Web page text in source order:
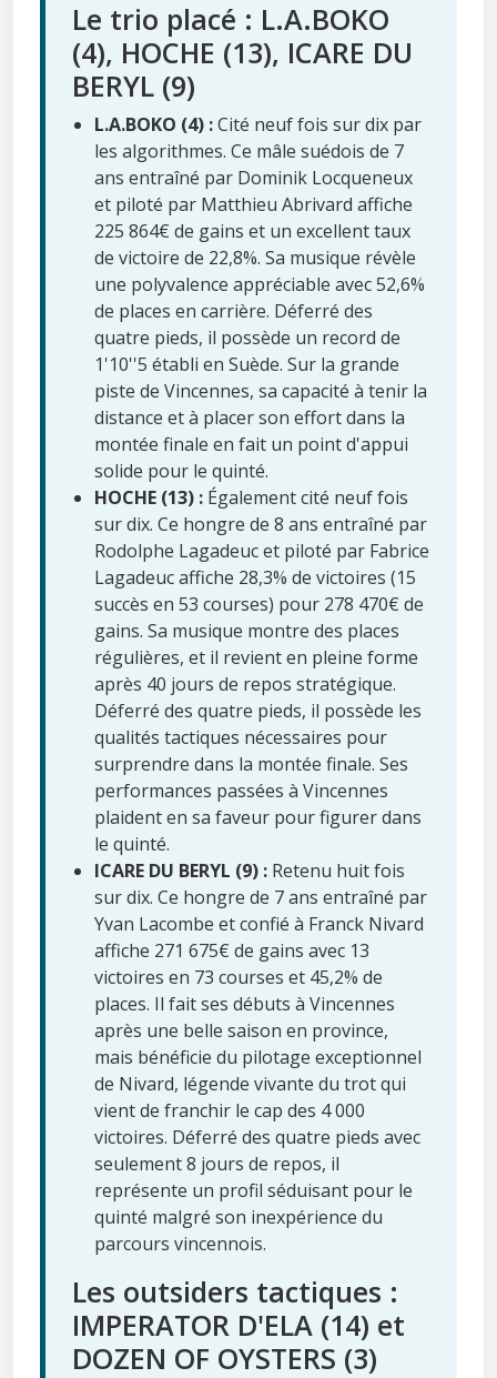
Le trio placé : L.A.BOKO
(4), HOCHE (13), ICARE DU
BERYL (9)
L.A.BOKO (4) :Cité neuf fois sur dix par
les algorithmes. Ce mâle suédois de 7
ans entraîné par Dominik Locqueneux
et piloté par Matthieu Abrivard affiche
225 864€ de gains et un excellent taux
de victoire de 22,8%. Sa musique révèle
une polyvalence appréciable avec 52,6%
de places en carrière. Déferré des
quatre pieds, il possède un record de
1'10''5 établi en Suède. Sur la grande
piste de Vincennes, sa capacité à tenir la
distance et à placer son effort dans la
montée finale en fait un point d'appui
solide pour le quinté.
HOCHE (13) : Également cité neuf fois
sur dix. Ce hongre de 8 ans entraîné par
Rodolphe Lagadeuc et piloté par Fabrice
Lagadeuc affiche 28,3% de victoires (15
succès en 53 courses) pour 278 470€ de
gains. Sa musique montre des places
régulières, et il revient en pleine forme
après 40 jours de repos stratégique.
Déferré des quatre pieds, il possède les
qualités tactiques nécessaires pour
surprendre dans la montée finale. Ses
performances passées à Vincennes
plaident en sa faveur pour figurer dans
le quinté.
ICARE DU BERYL (9) : Retenu huit fois
sur dix. Ce hongre de 7 ans entraîné par
Yvan Lacombe et confié à Franck Nivard
affiche 271 675€ de gains avec 13
victoires en 73 courses et 45,2% de
places. Il fait ses débuts à Vincennes
après une belle saison en province,
mais bénéficie du pilotage exceptionnel
de Nivard, légende vivante du trot qui
vient de franchir le cap des 4 000
victoires. Déferré des quatre pieds avec
seulement 8 jours de repos, il
représente un profil séduisant pour le
quinté malgré son inexpérience du
parcours vincennois.
Les outsiders tactiques :
IMPERATOR D'ELA (14) et
DOZEN OF OYSTERS (3)